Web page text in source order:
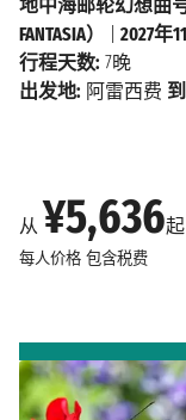
从 ¥5,636起
每人价格 包含税费
地中海邮轮幻想曲
FANTASIA）
2027年
行程天数: 7晚
出发地: 阿雷西费